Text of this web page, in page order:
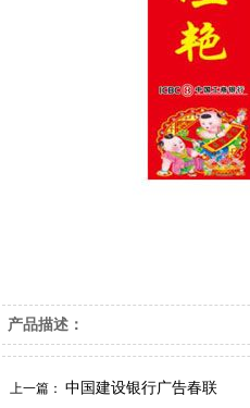
产品描述：
上一篇： 中国建设银行广告春联